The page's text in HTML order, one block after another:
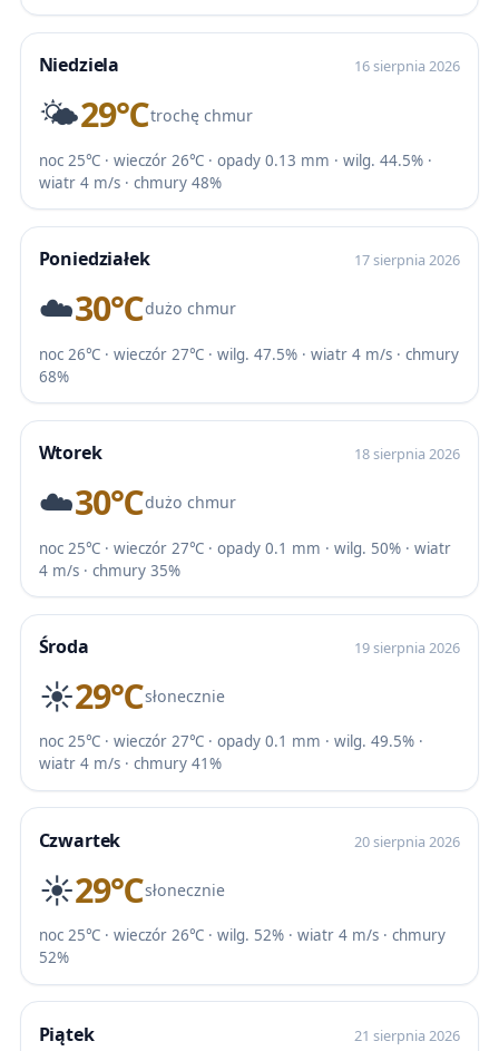
Niedziela 16 sierpnia 2026
🌤️29℃trochę chmur
noc 25℃ · wieczór 26℃ · opady 0.13 mm · wilg. 44.5% ·
wiatr 4 m/s · chmury 48%
Poniedziałek 17 sierpnia 2026
☁️30℃dużo chmur
noc 26℃ · wieczór 27℃ · wilg. 47.5% · wiatr 4 m/s · chmury
68%
Wtorek 18 sierpnia 2026
☁️30℃dużo chmur
noc 25℃ · wieczór 27℃ · opady 0.1 mm · wilg. 50% · wiatr
4 m/s · chmury 35%
Środa 19 sierpnia 2026
☀️29℃słonecznie
noc 25℃ · wieczór 27℃ · opady 0.1 mm · wilg. 49.5% ·
wiatr 4 m/s · chmury 41%
Czwartek 20 sierpnia 2026
☀️29℃słonecznie
noc 25℃ · wieczór 26℃ · wilg. 52% · wiatr 4 m/s · chmury
52%
Piątek 21 sierpnia 2026